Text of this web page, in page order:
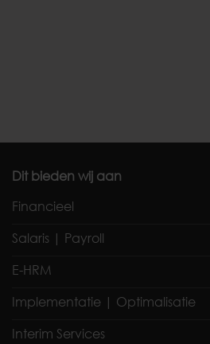
Dit bieden wij aan
Financieel
Salaris | Payroll
E-HRM
Implementatie | Optimalisatie
Interim Services